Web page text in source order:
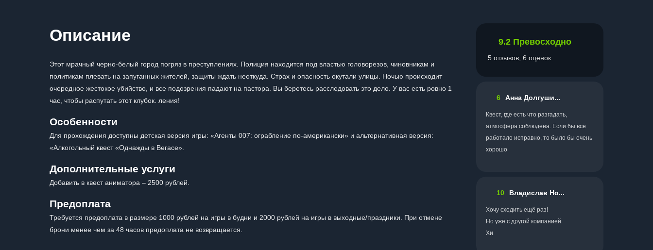
Описание
Этот мрачный черно-белый город погряз в преступлениях. Полиция находится под властью головорезов, чиновникам и
политикам плевать на запуганных жителей, защиты ждать неоткуда. Страх и опасность окутали улицы. Ночью происходит
очередное жестокое убийство, и все подозрения падают на пастора. Вы беретесь расследовать это дело. У вас есть ровно 1
час, чтобы распутать этот клубок. ления!
Особенности
Для прохождения доступны детская версия игры: «Агенты 007: ограбление по-американски» и альтернативная версия:
«Алкогольный квест «Однажды в Вегасе».
Дополнительные услуги
Добавить в квест аниматора – 2500 рублей.
Предоплата
Требуется предоплата в размере 1000 рублей на игры в будни и 2000 рублей на игры в выходные/праздники. При отмене
брони менее чем за 48 часов предоплата не возвращается.
9.2 Превосходно
5 отзывов, 6 оценок
6 Анна Долгуши...
Квест, где есть что разгадать,
атмосфера соблюдена. Если бы всё
работало исправно, то было бы очень
хорошо
10 Владислав Но...
Хочу сходить ещё раз!
Но уже с другой компанией
Хи